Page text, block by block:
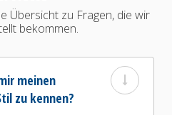
Übersicht zu Fragen, die wir
bekommen.
meinen
zu kennen?